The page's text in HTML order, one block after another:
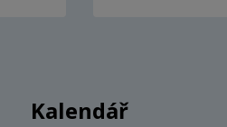
Kalendář